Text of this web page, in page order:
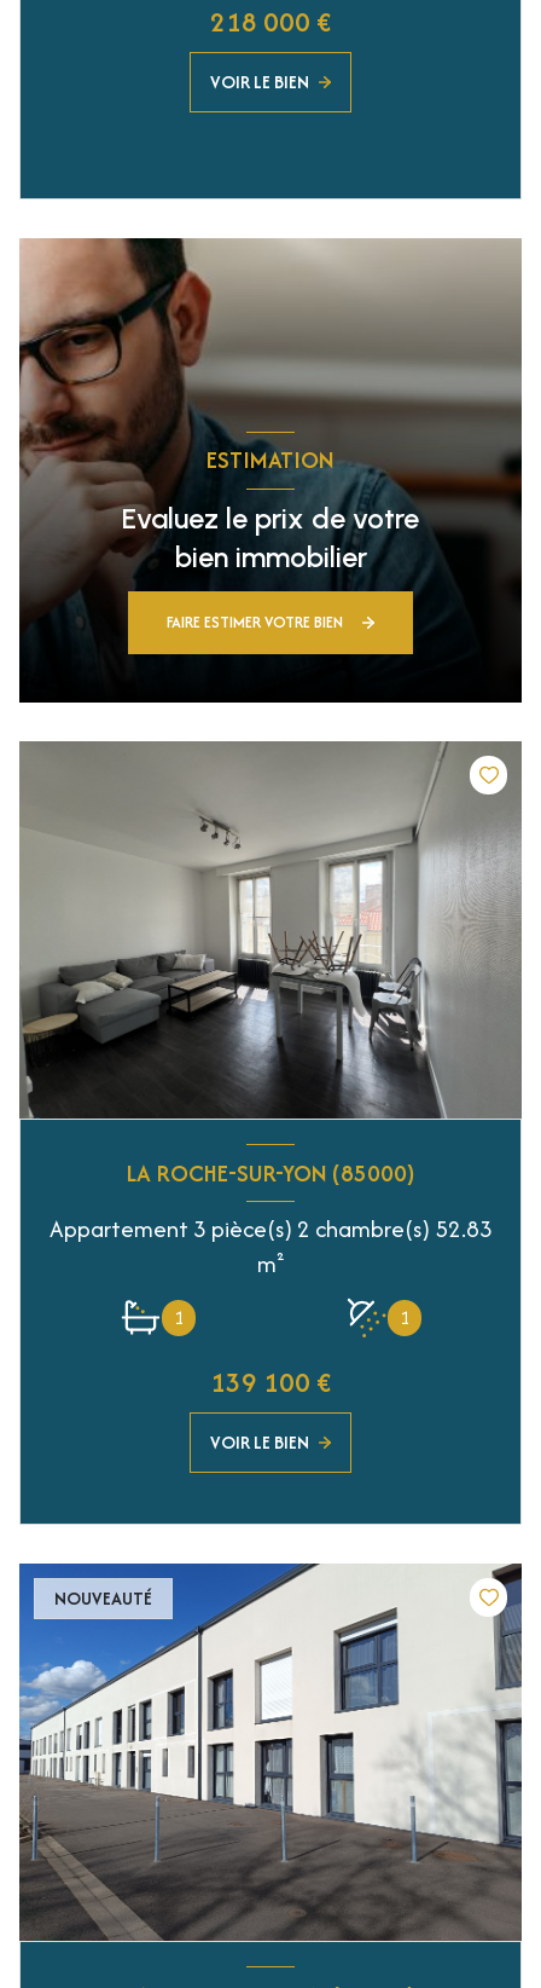
218 000 €
VOIR LE BIEN
ESTIMATION
Evaluez le prix de votre
bien immobilier
FAIRE ESTIMER VOTRE BIEN
LA ROCHE-SUR-YON (85000)
Appartement 3 pièce(s) 2 chambre(s) 52.83
m²
1 1
139 100 €
VOIR LE BIEN
NOUVEAUTÉ